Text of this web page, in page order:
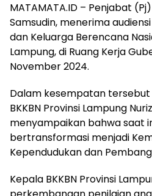
MATAMATA.ID – Penjabat
Samsudin, menerima
dan Keluarga Berencana
Lampung, di Ruang Kerja
November 2024.
Dalam kesempatan tersebut
BKKBN Provinsi Lampung
menyampaikan bahwa saat
bertransformasi menjadi
Kependudukan dan
Kepala BKKBN Provinsi